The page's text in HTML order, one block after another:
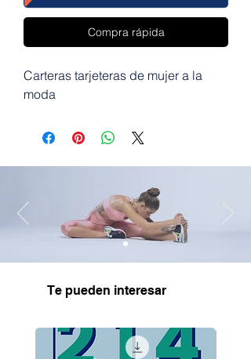
Compra rápida
Carteras tarjeteras de mujer a la
moda
Te pueden interesar